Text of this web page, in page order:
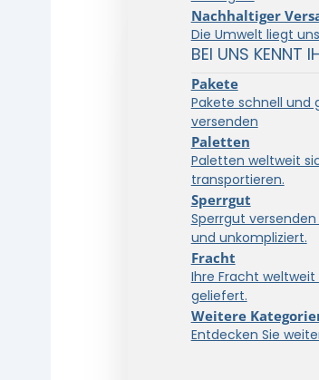
Nachhaltiger
Die Umwelt liegt
BEI UNS KENNT
Pakete
Pakete schnell und
versenden
Paletten
Paletten weltweit
transportieren.
Sperrgut
Sperrgut
und unkompliziert.
Fracht
Ihre Fracht
geliefert.
Weitere
Entdecken Sie